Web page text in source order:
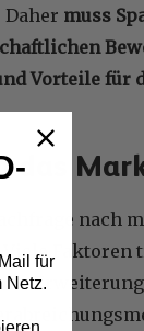
muss
Vorteile für
das
nach
Faktoren
die
für
Netz.